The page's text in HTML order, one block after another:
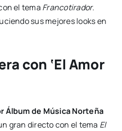
el tema Francotirador.
sus mejores looks en
con ‘El Amor
Álbum de Música Norteña
gran directo con el tema El